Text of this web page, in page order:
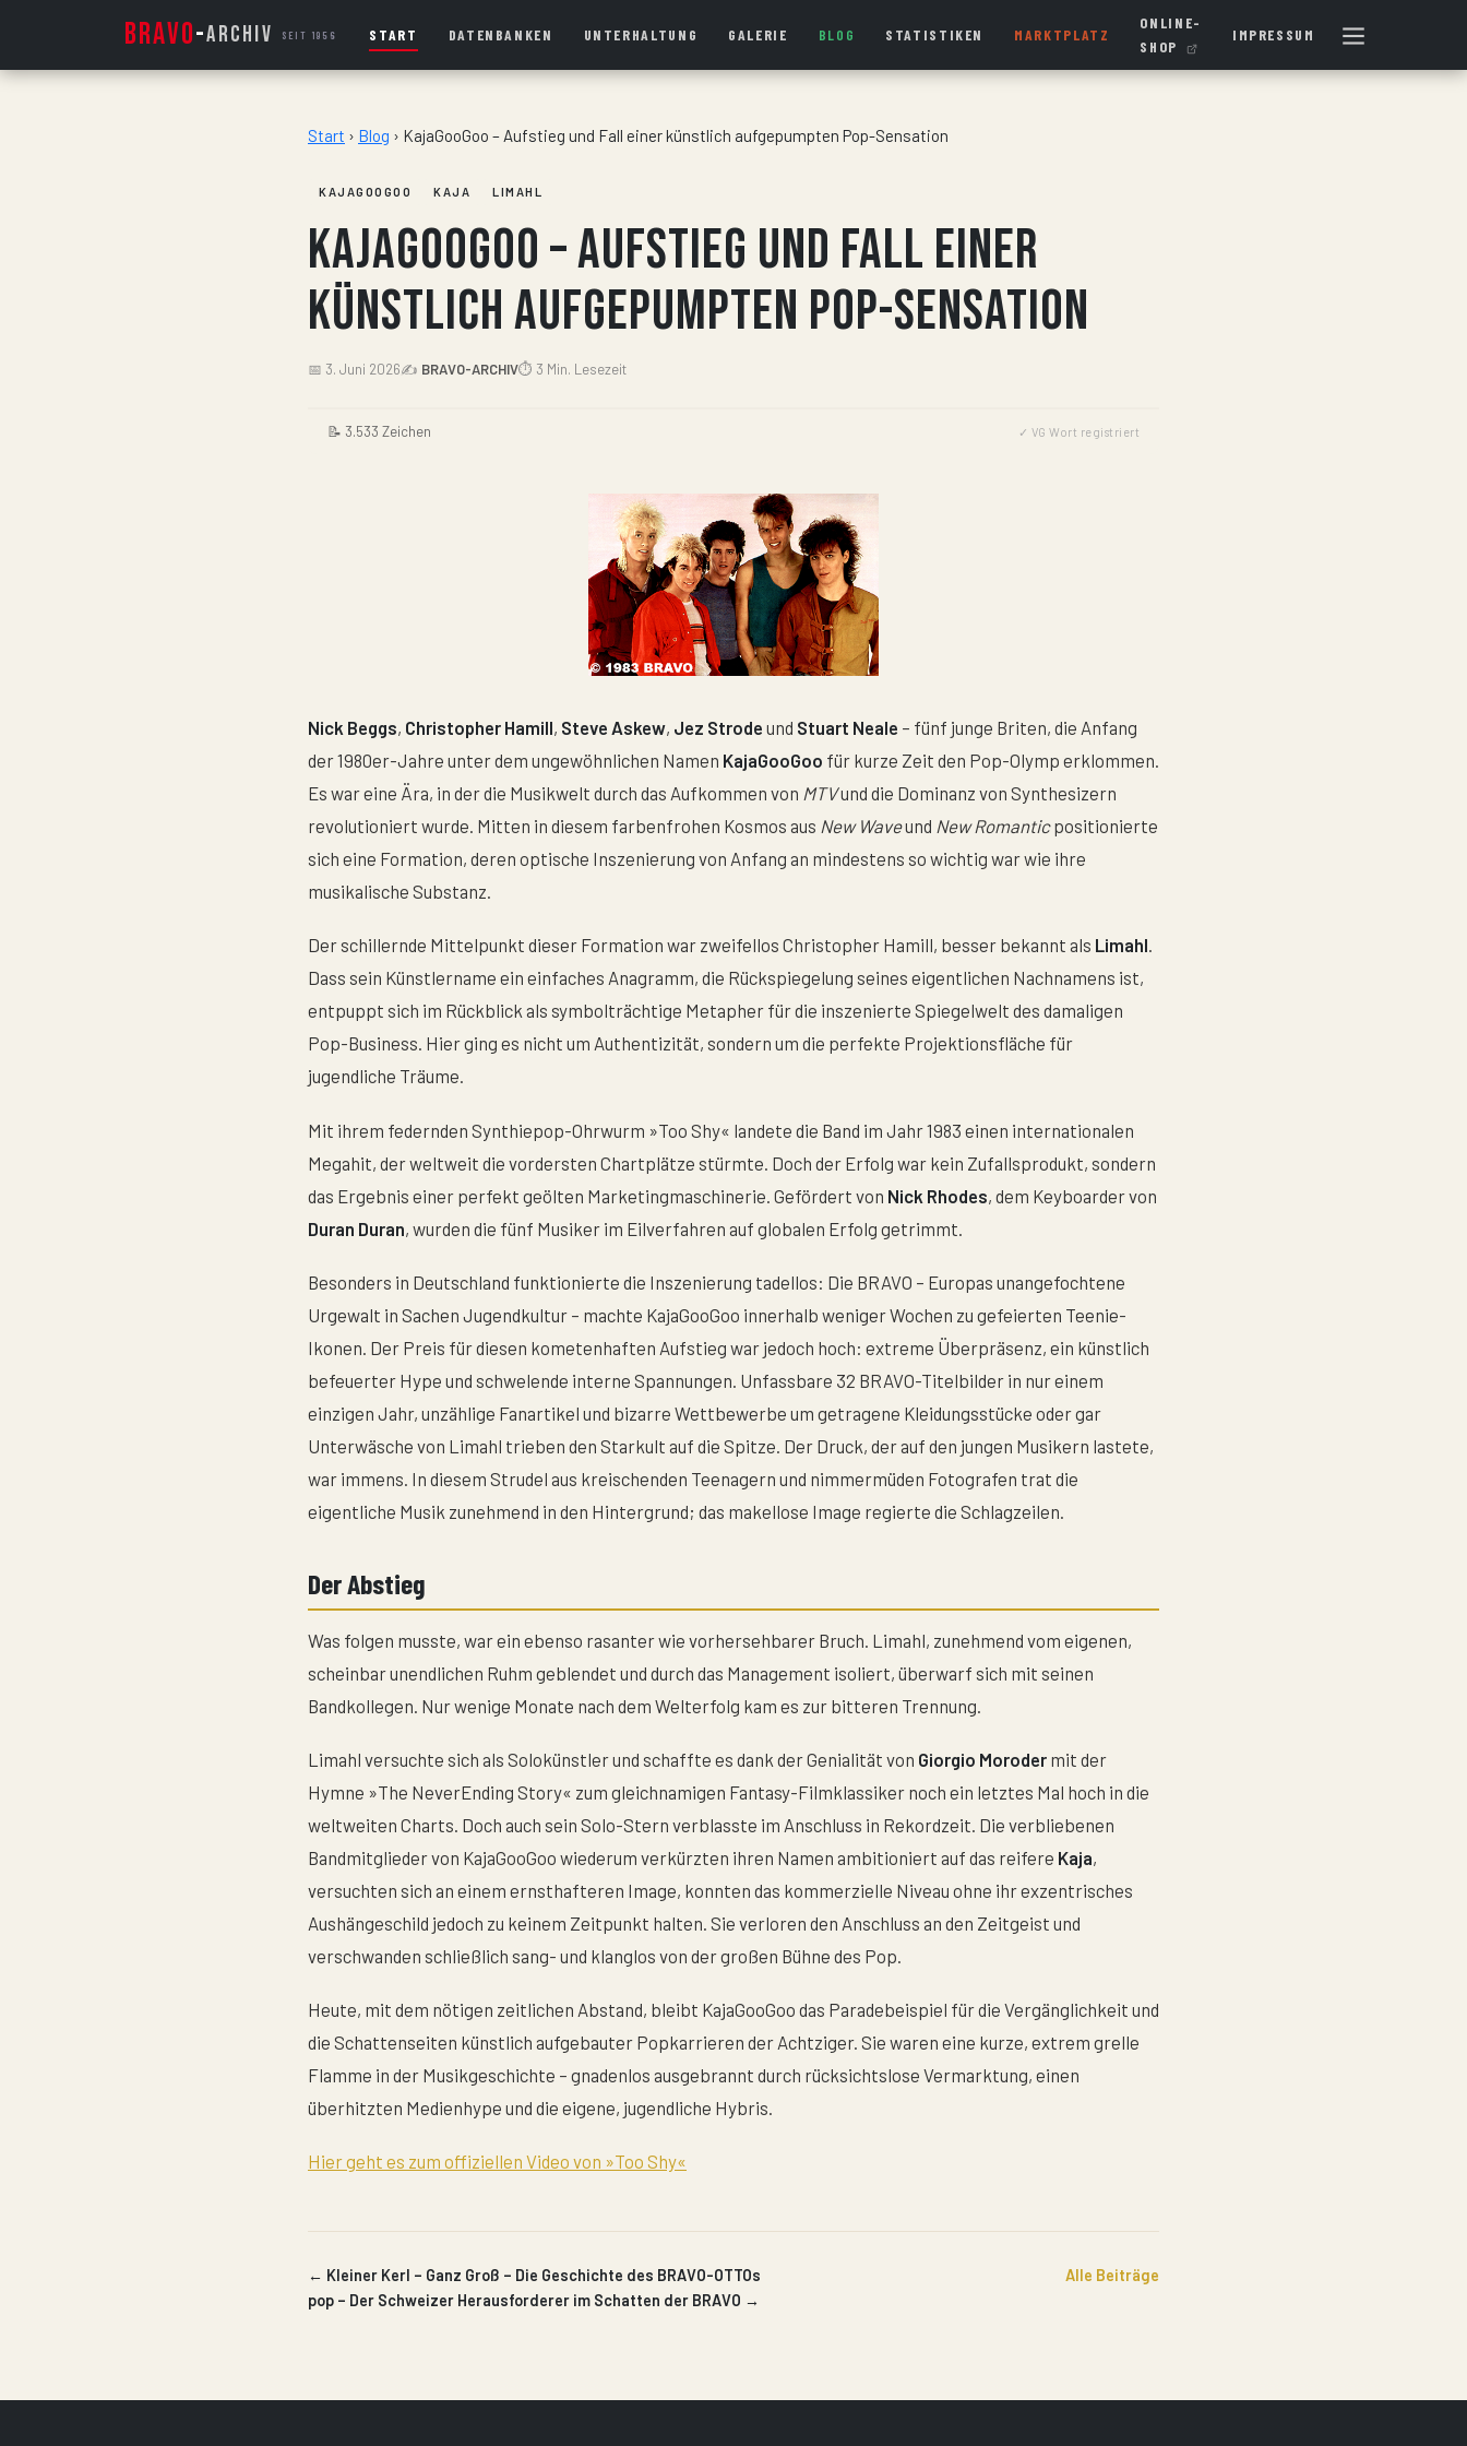
BRAVO-ARCHIV SEIT 1956 START DATENBANKEN UNTERHALTUNG GALERIE BLOG STATISTIKEN MARKTPLATZ
ONLINE-
SHOP
IMPRESSUM
Start › Blog › KajaGooGoo – Aufstieg und Fall einer künstlich aufgepumpten Pop-Sensation
KAJAGOOGOO KAJA LIMAHL
KajaGooGoo – Aufstieg und Fall einer
künstlich aufgepumpten Pop-Sensation
📅 3. Juni 2026✍️ BRAVO-ARCHIV⏱ 3 Min. Lesezeit
📝 3.533 Zeichen ✓ VG Wort registriert
Nick Beggs, Christopher Hamill, Steve Askew, Jez Strode und Stuart Neale – fünf junge Briten, die Anfang
der 1980er-Jahre unter dem ungewöhnlichen Namen KajaGooGoo für kurze Zeit den Pop-Olymp erklommen.
Es war eine Ära, in der die Musikwelt durch das Aufkommen von MTVund die Dominanz von Synthesizern
revolutioniert wurde. Mitten in diesem farbenfrohen Kosmos aus New Waveund New Romanticpositionierte
sich eine Formation, deren optische Inszenierung von Anfang an mindestens so wichtig war wie ihre
musikalische Substanz.
Der schillernde Mittelpunkt dieser Formation war zweifellos Christopher Hamill, besser bekannt als Limahl.
Dass sein Künstlername ein einfaches Anagramm, die Rückspiegelung seines eigentlichen Nachnamens ist,
entpuppt sich im Rückblick als symbolträchtige Metapher für die inszenierte Spiegelwelt des damaligen
Pop-Business. Hier ging es nicht um Authentizität, sondern um die perfekte Projektionsfläche für
jugendliche Träume.
Mit ihrem federnden Synthiepop-Ohrwurm »Too Shy« landete die Band im Jahr 1983 einen internationalen
Megahit, der weltweit die vordersten Chartplätze stürmte. Doch der Erfolg war kein Zufallsprodukt, sondern
das Ergebnis einer perfekt geölten Marketingmaschinerie. Gefördert von Nick Rhodes, dem Keyboarder von
Duran Duran, wurden die fünf Musiker im Eilverfahren auf globalen Erfolg getrimmt.
Besonders in Deutschland funktionierte die Inszenierung tadellos: Die BRAVO – Europas unangefochtene
Urgewalt in Sachen Jugendkultur – machte KajaGooGoo innerhalb weniger Wochen zu gefeierten Teenie-
Ikonen. Der Preis für diesen kometenhaften Aufstieg war jedoch hoch: extreme Überpräsenz, ein künstlich
befeuerter Hype und schwelende interne Spannungen. Unfassbare 32 BRAVO-Titelbilder in nur einem
einzigen Jahr, unzählige Fanartikel und bizarre Wettbewerbe um getragene Kleidungsstücke oder gar
Unterwäsche von Limahl trieben den Starkult auf die Spitze. Der Druck, der auf den jungen Musikern lastete,
war immens. In diesem Strudel aus kreischenden Teenagern und nimmermüden Fotografen trat die
eigentliche Musik zunehmend in den Hintergrund; das makellose Image regierte die Schlagzeilen.
Der Abstieg
Was folgen musste, war ein ebenso rasanter wie vorhersehbarer Bruch. Limahl, zunehmend vom eigenen,
scheinbar unendlichen Ruhm geblendet und durch das Management isoliert, überwarf sich mit seinen
Bandkollegen. Nur wenige Monate nach dem Welterfolg kam es zur bitteren Trennung.
Limahl versuchte sich als Solokünstler und schaffte es dank der Genialität von Giorgio Moroder mit der
Hymne »The NeverEnding Story« zum gleichnamigen Fantasy-Filmklassiker noch ein letztes Mal hoch in die
weltweiten Charts. Doch auch sein Solo-Stern verblasste im Anschluss in Rekordzeit. Die verbliebenen
Bandmitglieder von KajaGooGoo wiederum verkürzten ihren Namen ambitioniert auf das reifere Kaja,
versuchten sich an einem ernsthafteren Image, konnten das kommerzielle Niveau ohne ihr exzentrisches
Aushängeschild jedoch zu keinem Zeitpunkt halten. Sie verloren den Anschluss an den Zeitgeist und
verschwanden schließlich sang- und klanglos von der großen Bühne des Pop.
Heute, mit dem nötigen zeitlichen Abstand, bleibt KajaGooGoo das Paradebeispiel für die Vergänglichkeit und
die Schattenseiten künstlich aufgebauter Popkarrieren der Achtziger. Sie waren eine kurze, extrem grelle
Flamme in der Musikgeschichte – gnadenlos ausgebrannt durch rücksichtslose Vermarktung, einen
überhitzten Medienhype und die eigene, jugendliche Hybris.
Hier geht es zum offiziellen Video von »Too Shy«
← Kleiner Kerl – Ganz Groß – Die Geschichte des BRAVO-OTTOs
Alle Beiträge
pop – Der Schweizer Herausforderer im Schatten der BRAVO →